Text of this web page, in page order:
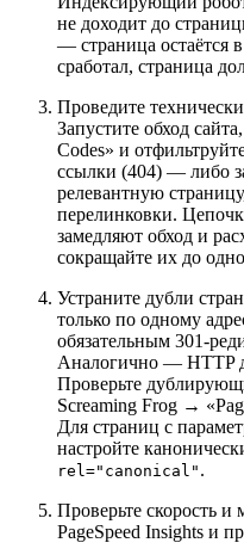
не доходит до
— страница остаётся
сработал, страница
Проведите
Запустите обход
Codes» и
ссылки (404) — либо
релевантную
перелинковки.
замедляют обход и
сокращайте их до
Устраните дубли
только по одному
обязательным 301-
Аналогично — HTTP
Проверьте
Screaming Frog →
Для страниц с
настройте
rel="canonical" .
Проверьте скорость
PageSpeed Insights и